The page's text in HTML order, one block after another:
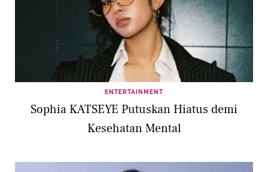
ENTERTAINMENT
Sophia KATSEYE Putuskan Hiatus demi
Kesehatan Mental